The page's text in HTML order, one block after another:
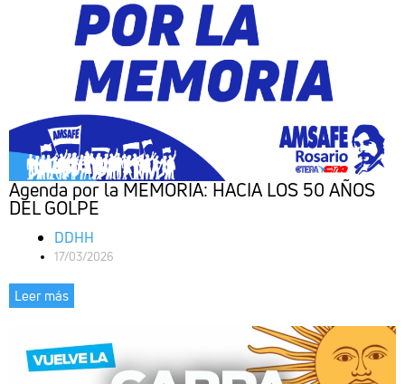
Agenda por la MEMORIA: HACIA LOS 50 AÑOS
DEL GOLPE
DDHH
17/03/2026
Leer más